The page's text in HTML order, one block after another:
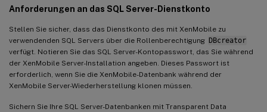
Anforderungen an das SQL Server-Dienstkonto
Stellen Sie sicher, dass das Dienstkonto des mit XenMobile zu
verwendenden SQL Servers über die Rollenberechtigung DBcreator
verfügt. Notieren Sie das SQL Server-Kontopasswort, das Sie während
der XenMobile Server-Installation angeben. Dieses Passwort ist
erforderlich, wenn Sie die XenMobile-Datenbank während der
XenMobile Server-Wiederherstellung klonen müssen.
Sichern Sie Ihre SQL Server-Datenbanken mit Transparent Data